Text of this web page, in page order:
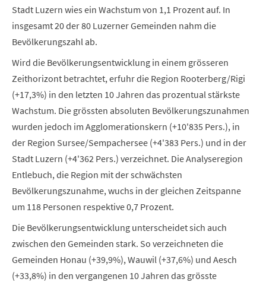
Stadt Luzern wies ein Wachstum von 1,1 Prozent auf. In
insgesamt 20 der 80 Luzerner Gemeinden nahm die
Bevölkerungszahl ab.
Wird die Bevölkerungsentwicklung in einem grösseren
Zeithorizont betrachtet, erfuhr die Region Rooterberg/Rigi
(+17,3%) in den letzten 10 Jahren das prozentual stärkste
Wachstum. Die grössten absoluten Bevölkerungszunahmen
wurden jedoch im Agglomerationskern (+10'835 Pers.), in
der Region Sursee/Sempachersee (+4'383 Pers.) und in der
Stadt Luzern (+4'362 Pers.) verzeichnet. Die Analyseregion
Entlebuch, die Region mit der schwächsten
Bevölkerungszunahme, wuchs in der gleichen Zeitspanne
um 118 Personen respektive 0,7 Prozent.
Die Bevölkerungsentwicklung unterscheidet sich auch
zwischen den Gemeinden stark. So verzeichneten die
Gemeinden Honau (+39,9%), Wauwil (+37,6%) und Aesch
(+33,8%) in den vergangenen 10 Jahren das grösste